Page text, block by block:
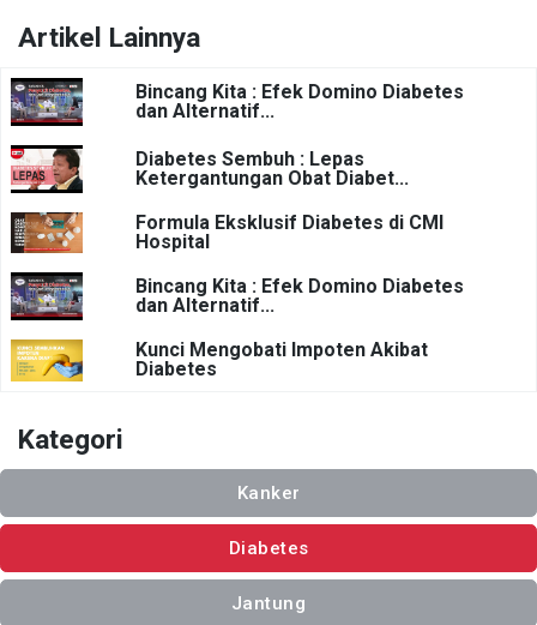
Artikel Lainnya
Bincang Kita : Efek Domino Diabetes
dan Alternatif...
Diabetes Sembuh : Lepas
Ketergantungan Obat Diabet...
Formula Eksklusif Diabetes di CMI
Hospital
Bincang Kita : Efek Domino Diabetes
dan Alternatif...
Kunci Mengobati Impoten Akibat
Diabetes
Kategori
Kanker
Diabetes
Jantung